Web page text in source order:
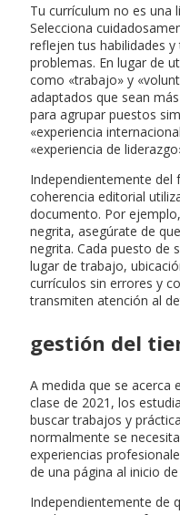
Tu currículum no es una
Selecciona
reflejen tus habilidades
problemas. En lugar de
como «trabajo» y
adaptados que sean
para agrupar puestos
«experiencia
«experiencia de
Independientemente
coherencia editorial
documento. Por
negrita, asegúrate de
negrita. Cada puesto de
lugar de trabajo,
currículos sin errores y
transmiten atención al
gestión del
A medida que se acerca
clase de 2021, los
buscar trabajos y
normalmente se
experiencias
de una página al inicio
Independientemente de